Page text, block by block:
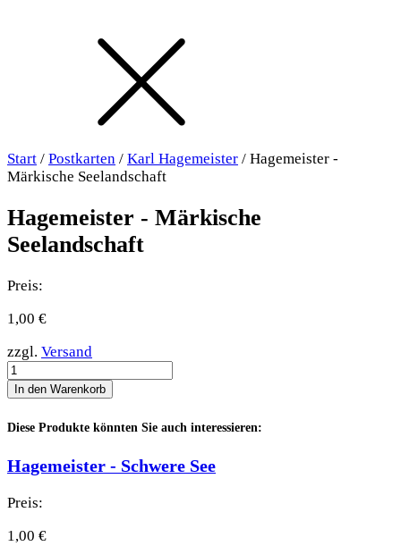
Start / Postkarten / Karl Hagemeister / Hagemeister -
Märkische Seelandschaft
Hagemeister - Märkische
Seelandschaft
Preis:
1,00 €
zzgl. Versand
Hagemeister
-
Seelandschaft
In den Warenkorb
Diese Produkte könnten Sie auch interessieren:
Hagemeister - Schwere See
Preis:
1,00 €